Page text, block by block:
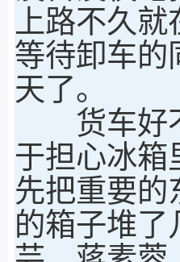
上路不久
等待卸车的
天了。
货车好不
于担心冰箱
先把重要的
的箱子堆了